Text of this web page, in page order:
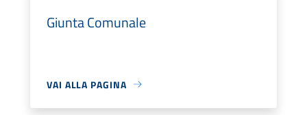
Giunta Comunale
VAI ALLA PAGINA